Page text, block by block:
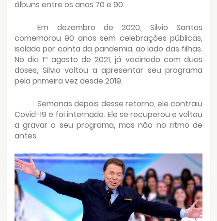
álbuns entre os anos 70 e 90.
Em dezembro de 2020, Silvio Santos
comemorou 90 anos sem celebrações públicas,
isolado por conta da pandemia, ao lado das filhas.
No dia 1º agosto de 2021, já vacinado com duas
doses, Silvio voltou a apresentar seu programa
pela primeira vez desde 2019.
Semanas depois desse retorno, ele contraiu
Covid-19 e foi internado. Ele se recuperou e voltou
a gravar o seu programa, mas não no ritmo de
antes.